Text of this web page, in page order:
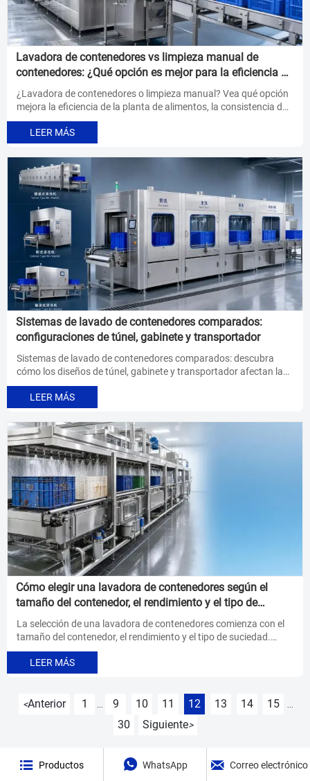
Lavadora de contenedores vs limpieza manual de
contenedores: ¿Qué opción es mejor para la eficiencia de
la planta?
¿Lavadora de contenedores o limpieza manual? Vea qué opción
mejora la eficiencia de la planta de alimentos, la consistencia de
la higiene, el control de la mano de obra y la preparación para
auditorías a medida que crece la demanda de producción.
LEER MÁS
Sistemas de lavado de contenedores comparados:
configuraciones de túnel, gabinete y transportador
Sistemas de lavado de contenedores comparados: descubra
cómo los diseños de túnel, gabinete y transportador afectan la
higiene, el rendimiento, la mano de obra y el costo—encuentre la
mejor opción para su línea de procesamiento de alimentos.
LEER MÁS
Cómo elegir una lavadora de contenedores según el
tamaño del contenedor, el rendimiento y el tipo de
suciedad
La selección de una lavadora de contenedores comienza con el
tamaño del contenedor, el rendimiento y el tipo de suciedad.
Aprenda a combinar el rendimiento de limpieza, la higiene y la
eficiencia para las líneas de procesamiento de alimentos.
LEER MÁS
<Anterior 1 9 10 11 12 13 14 15
30 Siguiente>
 Productos  WhatsApp  Correo electrónico